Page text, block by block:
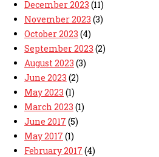
December 2023 (11)
November 2023 (3)
October 2023 (4)
September 2023 (2)
August 2023 (3)
June 2023 (2)
May 2023 (1)
March 2023 (1)
June 2017 (5)
May 2017 (1)
February 2017 (4)